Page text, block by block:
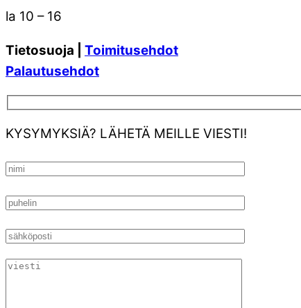
la 10 – 16
Tietosuoja | Toimitusehdot
Palautusehdot
KYSYMYKSIÄ? LÄHETÄ MEILLE VIESTI!